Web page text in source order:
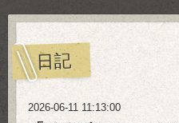
日記
2026-06-11 11:13:00